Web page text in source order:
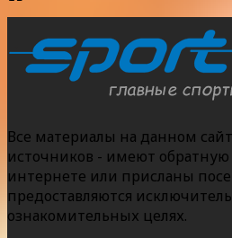
Все материалы на данном
источников - имеют обратную
интернете или присланы
предоставляются
ознакомительных целях.